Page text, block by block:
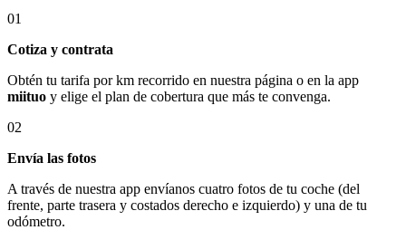
01
Cotiza y contrata
Obtén tu tarifa por km recorrido en nuestra página o en la app
miituo y elige el plan de cobertura que más te convenga.
02
Envía las fotos
A través de nuestra app envíanos cuatro fotos de tu coche (del
frente, parte trasera y costados derecho e izquierdo) y una de tu
odómetro.